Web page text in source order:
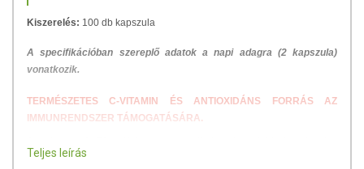
Kiszerelés: 100 db kapszula
A specifikációban szereplő adatok a napi adagra (2 kapszula)
vonatkozik.
TERMÉSZETES C-VITAMIN ÉS ANTIOXIDÁNS FORRÁS AZ
IMMUNRENDSZER TÁMOGATÁSÁRA.
immunrendszer erősítő élelmiszer és fontos elemét képezi a kínai,
Teljes leírás